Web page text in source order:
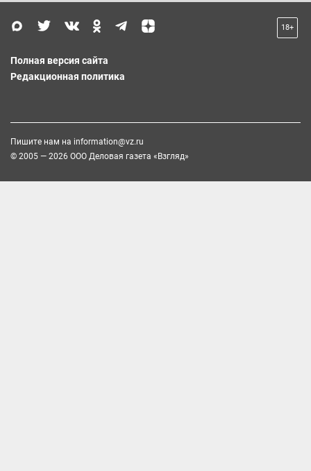
18+
Полная версия сайта
Редакционная политика
Пишите нам на information@vz.ru
© 2005 — 2026 ООО Деловая газета «Взгляд»